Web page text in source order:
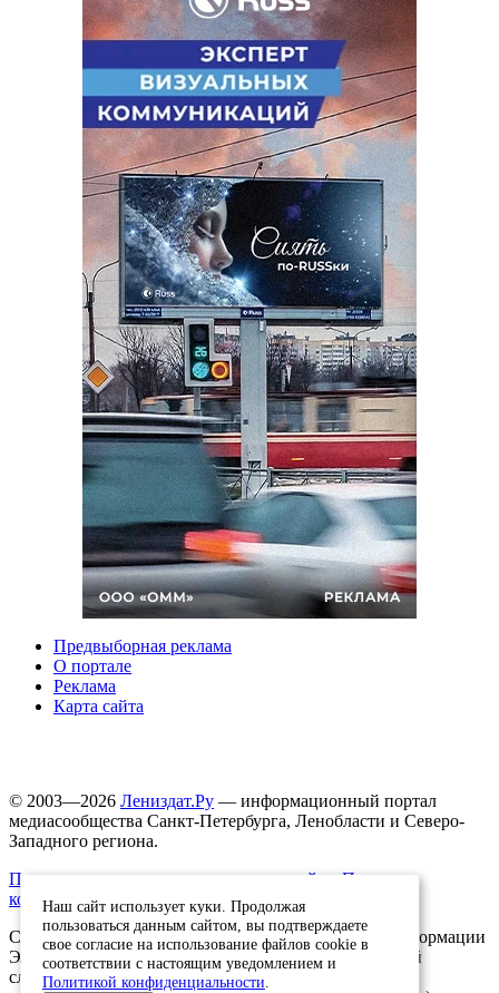
Предвыборная реклама
О портале
Реклама
Карта сайта
© 2003—2026 Лениздат.Ру — информационный портал
медиасообщества Санкт-Петербурга, Ленобласти и Северо-
Западного региона.
Правила использования содержания сайта.
Политика
конфиденциальности.
Свидетельство о регистрации средства массовой информации
ЭЛ №ФС77-91046, выданное 10.03.2026 Федеральной
службой по надзору в сфере связи, информационных
Наш сайт использует куки. Продолжая
пользоваться данным сайтом, вы подтверждаете
свое согласие на использование файлов cookie в
соответствии с настоящим уведомлением и
Политикой конфиденциальности